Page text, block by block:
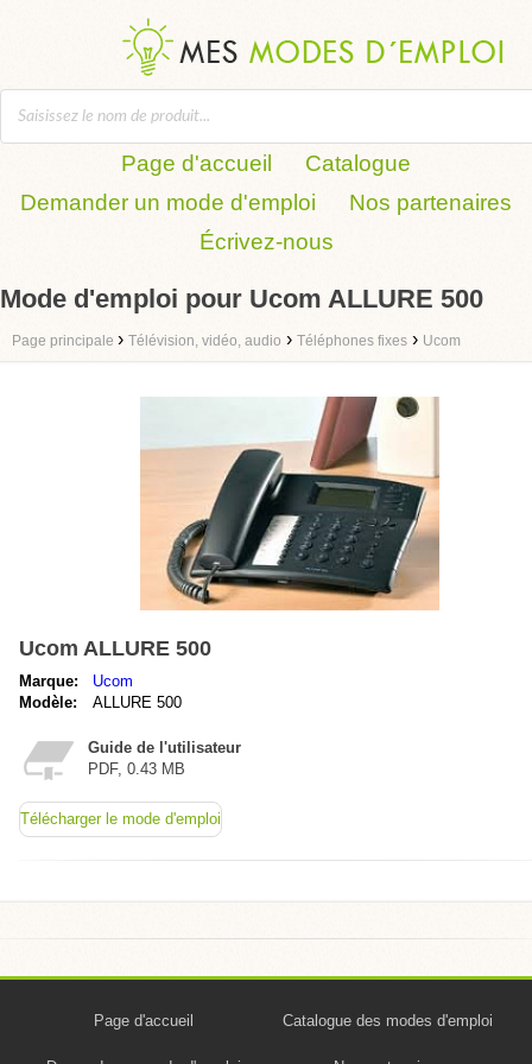
Page d'accueil
Catalogue
Demander un mode d'emploi
Nos partenaires
Écrivez-nous
Mode d'emploi pour Ucom ALLURE 500
Page principale › Télévision, vidéo, audio › Téléphones fixes › Ucom
Ucom ALLURE 500
Marque:
Ucom
Modèle:
ALLURE 500
Guide de l'utilisateur
PDF, 0.43 MB
Télécharger le mode d'emploi
Page d'accueil Catalogue des modes d'emploi